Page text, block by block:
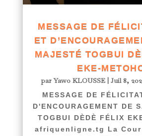
MESSAGE DE
ET
MAJESTÉ TOGBUI
EKE-
parYawo KLOUSSE| Juil 8,
MESSAGE DE
D'ENCOURAGEMENT DE
TOGBUI DÈDÈ FÉLIX
afriquenligne.tg La Cour